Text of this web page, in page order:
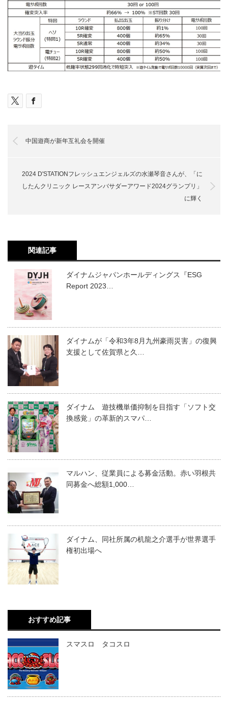
中国遊商が新年互礼会を開催
2024 D'STATIONフレッシュエンジェルズの水瀬琴音さんが、「に
したんクリニック レースアンバサダーアワード2024グランプリ」
に輝く
関連記事
ダイナムジャパンホールディングス『ESG
Report 2023…
ダイナムが「令和3年8月九州豪雨災害」の復興
支援として佐賀県と久…
ダイナム 遊技機単価抑制を目指す「ソフト交
換感覚」の革新的スマパ…
マルハン、従業員による募金活動。赤い羽根共
同募金へ総額1,000…
ダイナム、同社所属の机龍之介選手が世界選手
権初出場へ
おすすめ記事
スマスロ タコスロ